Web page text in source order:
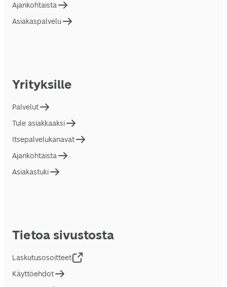
Ajankohtaista
Asiakaspalvelu
Yrityksille
Palvelut
Tule asiakkaaksi
Itsepalvelukanavat
Ajankohtaista
Asiakastuki
Tietoa sivustosta
Laskutusosoitteet
Käyttöehdot